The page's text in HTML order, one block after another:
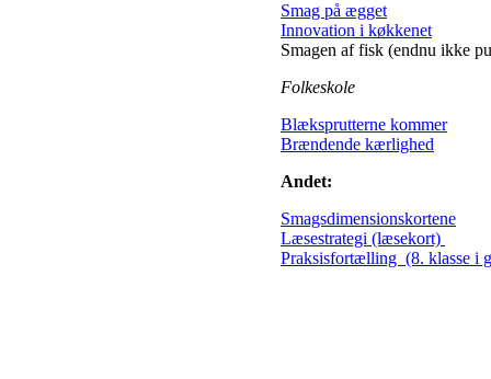
Smag på ægget
Innovation i køkkenet
Smagen af fisk (endnu ikke
Folkeskole
Blæksprutterne kommer
Brændende kærlighed
Andet:
Smagsdimensionskortene
Læsestrategi (læsekort)
Praksisfortælling (8. klasse i